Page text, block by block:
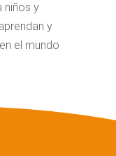
niños y
y
el mundo